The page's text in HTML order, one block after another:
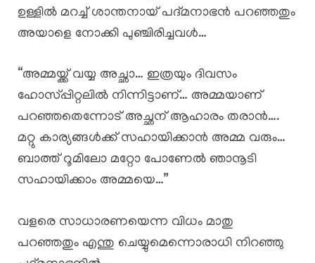
ഉള്ളിൽ മറച്ച് ശാന്തനായ് പദ്മനാഭൻ പറഞ്ഞതും
അയാളെ നോക്കി പുഞ്ചിരിച്ചവൾ…
“അമ്മയ്ക്ക് വയ്യ അച്ഛാ… ഇത്രയും ദിവസം
ഹോസ്പ്പിറ്റലിൽ നിന്നിട്ടാണ്… അമ്മയാണ്
പറഞ്ഞതെന്നോട് അച്ഛന് ആഹാരം തരാൻ….
മറ്റു കാര്യങ്ങൾക്ക് സഹായിക്കാൻ അമ്മ വരും…
ബാത്ത് റൂമിലോ മറ്റോ പോണേൽ ഞാനൂടി
സഹായിക്കാം അമ്മയെ…”
വളരെ സാധാരണയെന്ന വിധം മാതു
പറഞ്ഞതും എന്തു ചെയ്യുമെന്നൊരാധി നിറഞ്ഞു